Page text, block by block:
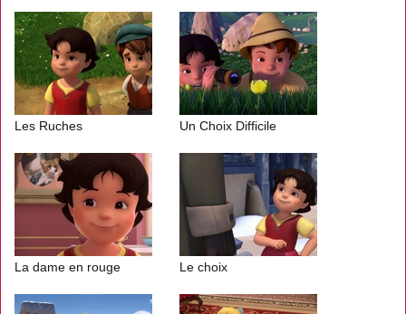
Les Ruches Un Choix Difficile
La dame en rouge Le choix